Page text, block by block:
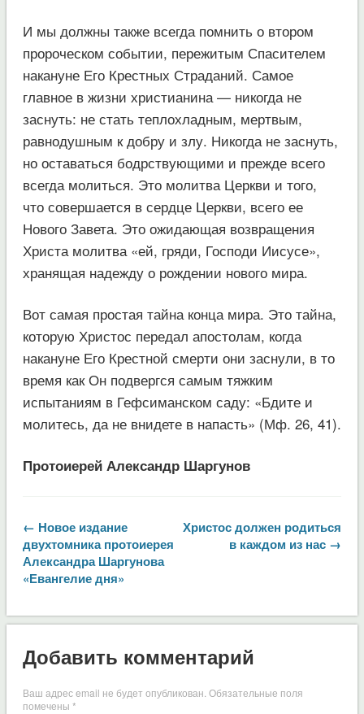
И мы должны также всегда помнить о втором
пророческом событии, пережитым Спасителем
накануне Его Крестных Страданий. Самое
главное в жизни христианина — никогда не
заснуть: не стать теплохладным, мертвым,
равнодушным к добру и злу. Никогда не заснуть,
но оставаться бодрствующими и прежде всего
всегда молиться. Это молитва Церкви и того,
что совершается в сердце Церкви, всего ее
Нового Завета. Это ожидающая возвращения
Христа молитва «ей, гряди, Господи Иисусе»,
хранящая надежду о рождении нового мира.
Вот самая простая тайна конца мира. Это тайна,
которую Христос передал апостолам, когда
накануне Его Крестной смерти они заснули, в то
время как Он подвергся самым тяжким
испытаниям в Гефсиманском саду: «Бдите и
молитесь, да не внидете в напасть» (Мф. 26, 41).
Протоиерей Александр Шаргунов
← Новое издание
двухтомника протоиерея
Александра Шаргунова
«Евангелие дня»
Христос должен родиться
в каждом из нас →
Добавить комментарий
Ваш адрес email не будет опубликован.Обязательные поля
помечены *